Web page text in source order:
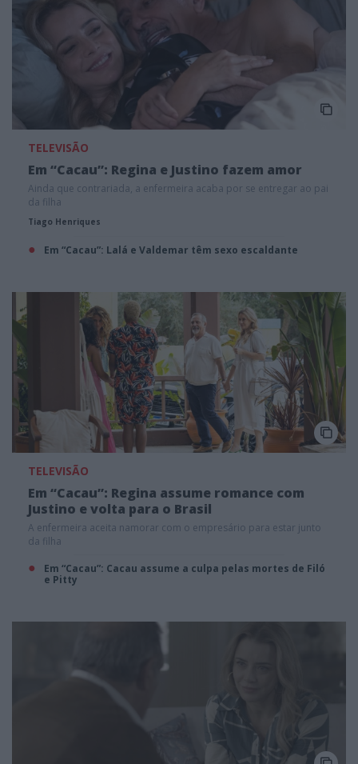
TELEVISÃO
Em “Cacau”: Regina e Justino fazem amor
Ainda que contrariada, a enfermeira acaba por se entregar ao pai
da filha
Tiago Henriques
Em “Cacau”: Lalá e Valdemar têm sexo escaldante
TELEVISÃO
Em “Cacau”: Regina assume romance com
Justino e volta para o Brasil
A enfermeira aceita namorar com o empresário para estar junto
da filha
Em “Cacau”: Cacau assume a culpa pelas mortes de Filó
e Pitty